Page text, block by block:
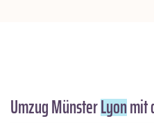
Umzug MünsterLyonmit